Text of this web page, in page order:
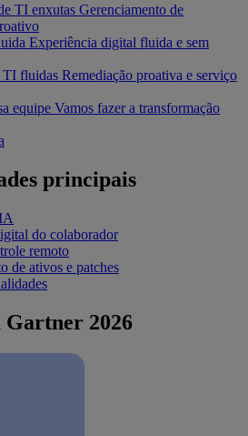
TI enxutas Gerenciamento de
Experiência digital fluida e sem
TI fluidas Remediação proativa e serviço
equipe Vamos fazer a transformação
principais
do colaborador
remoto
de ativos e patches
2026